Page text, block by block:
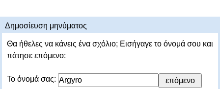
Δημοσίευση μηνύματος
Θα ήθελες να κάνεις ένα σχόλιο; Εισήγαγε το όνομά σου και
πάτησε επόμενο:
Το όνομά σας: